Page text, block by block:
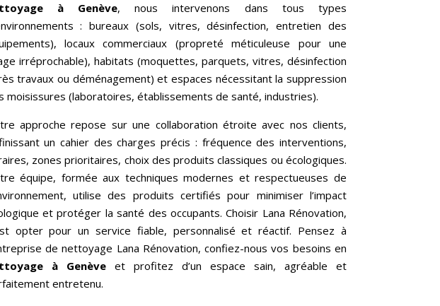
à Genève, nous intervenons dans tous types
: bureaux (sols, vitres, désinfection, entretien des
locaux commerciaux (propreté méticuleuse pour une
irréprochable), habitats (moquettes, parquets, vitres, désinfection
travaux ou déménagement) et espaces nécessitant la suppression
moisissures (laboratoires, établissements de santé, industries).
approche repose sur une collaboration étroite avec nos clients,
un cahier des charges précis : fréquence des interventions,
zones prioritaires, choix des produits classiques ou écologiques.
équipe, formée aux techniques modernes et respectueuses de
utilise des produits certifiés pour minimiser l’impact
et protéger la santé des occupants. Choisir Lana Rénovation,
opter pour un service fiable, personnalisé et réactif. Pensez à
de nettoyage Lana Rénovation, confiez-nous vos besoins en
à Genèveet profitez d’un espace sain, agréable et
entretenu.